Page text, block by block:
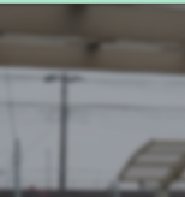
代表あいさつ